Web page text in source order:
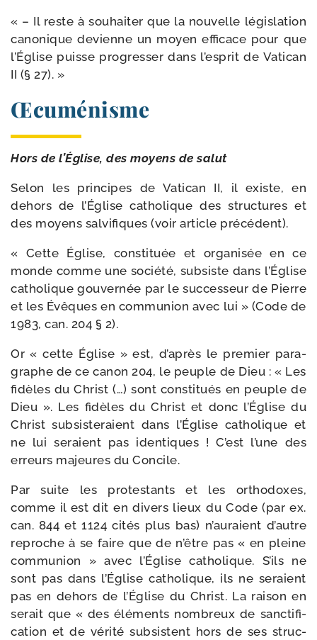
« – Il reste à sou­hai­ter que la nou­velle légis­la­tion
cano­nique devienne un moyen effi­cace pour que
l’Église puisse pro­gres­ser dans l’esprit de Vatican
II (§ 27). »
Œcuménisme
Hors de l’Église, des moyens de salut
Selon les prin­cipes de Vatican II, il existe, en
dehors de l’Église catho­lique des struc­tures et
des moyens sal­vi­fiques (voir article précédent).
« Cette Église, consti­tuée et orga­ni­sée en ce
monde comme une socié­té, sub­siste dans l’Église
catho­lique gou­ver­née par le suc­ces­seur de Pierre
et les Évêques en com­mu­nion avec lui » (Code de
1983, can. 204 § 2).
Or « cette Église » est, d’après le pre­mier para­
graphe de ce canon 204, le peuple de Dieu : « Les
fidèles du Christ (…) sont consti­tués en peuple de
Dieu ». Les fidèles du Christ et donc l’Église du
Christ sub­sis­te­raient dans l’Église catho­lique et
ne lui seraient pas iden­tiques ! C’est l’une des
erreurs majeures du Concile.
Par suite les pro­tes­tants et les ortho­doxes,
comme il est dit en divers lieux du Code (par ex.
can. 844 et 1124 cités plus bas) n’auraient d’autre
reproche à se faire que de n’être pas « en pleine
com­mu­nion » avec l’Église catho­lique. S’ils ne
sont pas dans l’Église catho­lique, ils ne seraient
pas en dehors de l’Église du Christ. La rai­son en
serait que « des élé­ments nom­breux de sanc­ti­fi­
ca­tion et de véri­té sub­sistent hors de ses struc­